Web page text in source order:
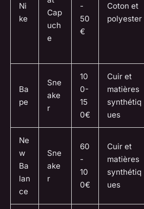
Ni
ke
Cap
uch
e
-
50
€
Coton et
polyester
Ba
pe
Sne
ake
r
10
0-
15
0€
Cuir et
matières
synthétiq
ues
Ne
w
Ba
lan
ce
Sne
ake
r
60
-
10
0€
Cuir et
matières
synthétiq
ues